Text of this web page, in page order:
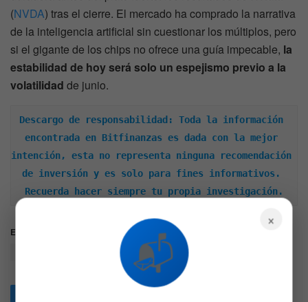
(NVDA) tras el cierre. El mercado ha comprado la narrativa
de la inteligencia artificial sin cuestionar los múltiplos, pero
si el gigante de los chips no ofrece una guía impecable, la
estabilidad de hoy será solo un espejismo previo a la
volatilidad de junio.
Descargo de responsabilidad: Toda la información
encontrada en Bitfinanzas es dada con la mejor
intención, esta no representa ninguna recomendación
de inversión y es solo para fines informativos.
Recuerda hacer siempre tu propia investigación.
Etiquetas: CAVA DIA NVDA
TGT TJX
×
📬